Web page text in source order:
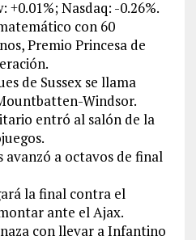
+0.01%; Nasdaq: -0.26%.
con 60
Premio Princesa de
de Sussex se llama
Windsor.
entró al salón de la
avanzó a octavos de final
la final contra el
ante el Ajax.
con llevar a Infantino